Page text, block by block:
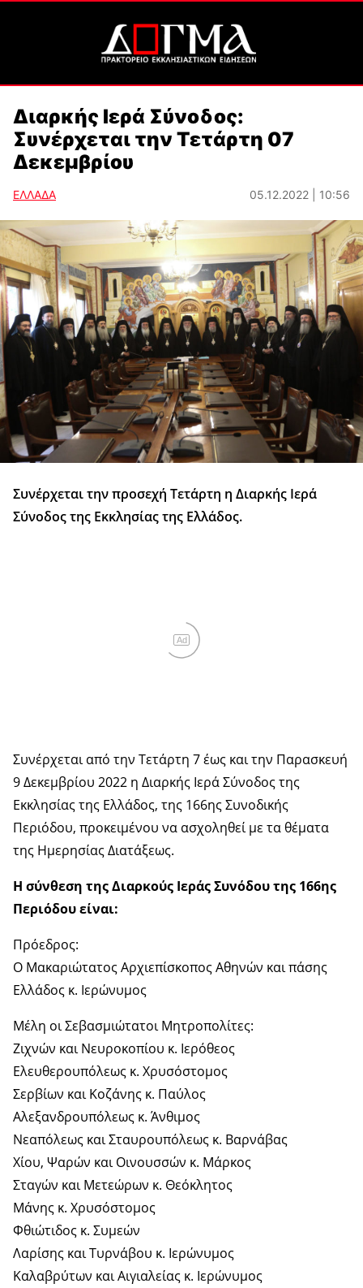
Διαρκής Ιερά Σύνοδος:
Συνέρχεται την Τετάρτη 07
Δεκεμβρίου
ΕΛΛΑΔΑ 05.12.2022 | 10:56
Συνέρχεται την προσεχή Τετάρτη η Διαρκής Ιερά
Σύνοδος της Εκκλησίας της Ελλάδος.
Ad
Συνέρχεται από την Τετάρτη 7 έως και την Παρασκευή
9 Δεκεμβρίου 2022 η Διαρκής Ιερά Σύνοδος της
Εκκλησίας της Ελλάδος, της 166ης Συνοδικής
Περιόδου, προκειμένου να ασχοληθεί με τα θέματα
της Ημερησίας Διατάξεως.
Η σύνθεση της Διαρκούς Ιεράς Συνόδου της 166ης
Περιόδου είναι:
Πρόεδρος:
Ο Μακαριώτατος Αρχιεπίσκοπος Αθηνών και πάσης
Ελλάδος κ. Ιερώνυμος
Μέλη οι Σεβασμιώτατοι Μητροπολίτες:
Ζιχνών και Νευροκοπίου κ. Ιερόθεος
Ελευθερουπόλεως κ. Χρυσόστομος
Σερβίων και Κοζάνης κ. Παύλος
Αλεξανδρουπόλεως κ. Άνθιμος
Νεαπόλεως και Σταυρουπόλεως κ. Βαρνάβας
Χίου, Ψαρών και Οινουσσών κ. Μάρκος
Σταγών και Μετεώρων κ. Θεόκλητος
Μάνης κ. Χρυσόστομος
Φθιώτιδος κ. Συμεών
Λαρίσης και Τυρνάβου κ. Ιερώνυμος
Καλαβρύτων και Αιγιαλείας κ. Ιερώνυμος